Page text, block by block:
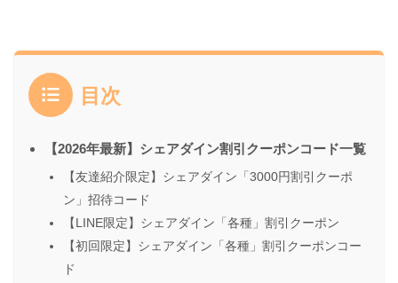
目次
【2026年最新】シェアダイン割引クーポンコード一覧
【友達紹介限定】シェアダイン「3000円割引クーポ
ン」招待コード
【LINE限定】シェアダイン「各種」割引クーポン
【初回限定】シェアダイン「各種」割引クーポンコー
ド